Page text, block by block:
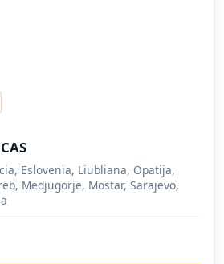
Eslovenia, Liubliana, Opatija,
Medjugorje, Mostar, Sarajevo,